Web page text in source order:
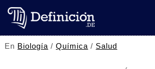
En Biología /Química / Salud